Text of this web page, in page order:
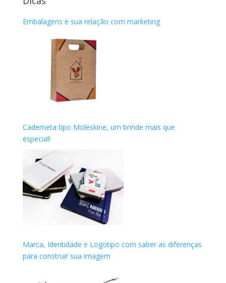
Embalagens e sua relação com marketing
Caderneta tipo Moleskine, um brinde mais que
especial!
Marca, Identidade e Logotipo com saber as diferenças
para construir sua imagem